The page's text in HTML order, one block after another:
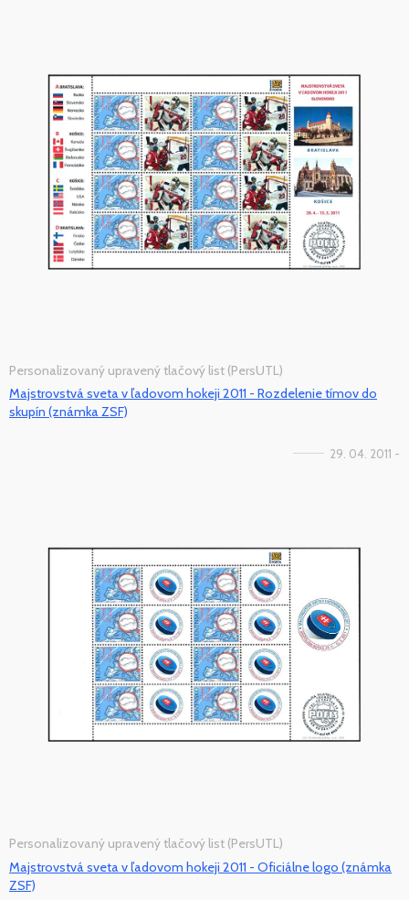
Personalizovaný upravený tlačový list (PersUTL)
Majstrovstvá sveta v ľadovom hokeji 2011 - Rozdelenie tímov do
skupín (známka ZSF)
29. 04. 2011 -
Personalizovaný upravený tlačový list (PersUTL)
Majstrovstvá sveta v ľadovom hokeji 2011 - Oficiálne logo (známka
ZSF)